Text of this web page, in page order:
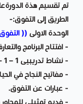
تم تقسيم هذة
الطريق إلى التفوق:-
الوحدة الاولى ((
- افتتاح البرنامج
- نشاط تدريبيى 1 – 1 – 1
- مفاتيح النجاح في
- عبارات عن التفوق.
- فديو تمثيلى للمحاور رقم 1 –